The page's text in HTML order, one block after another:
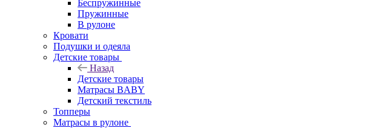
Беспружинные
Пружинные
В рулоне
Кровати
Подушки и одеяла
Детские товары
Назад
Детские товары
Матрасы BABY
Детский текстиль
Топперы
Матрасы в рулоне